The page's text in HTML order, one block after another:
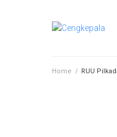
Home / RUU